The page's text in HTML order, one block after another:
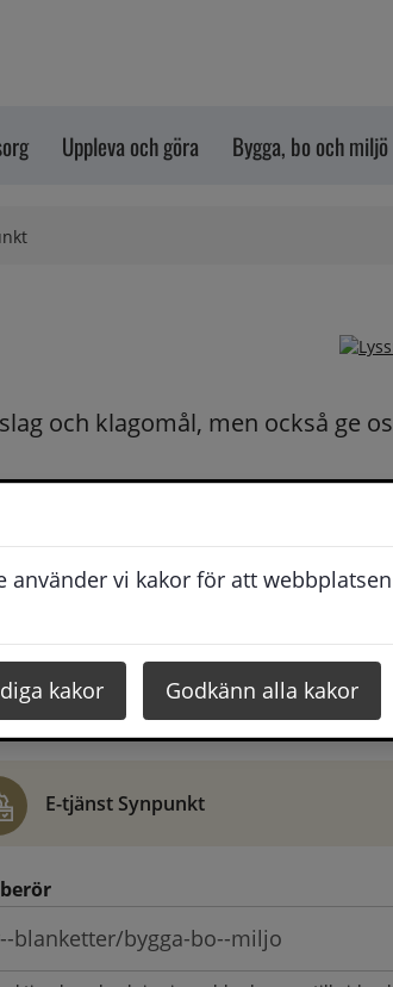
använder vi kakor för att
kakor Godkänn alla kakor
Uppleva och göra Bygga, bo och miljö
och klagomål, men också ge
in dem via formuläret nedanför. Vill
kontaktuppgifter. När du skriver in
för att vi ska kunna hjälpa dig bättre.
som möjligt, men svarstiden beror
beröm gör du det via e-tjänsten Synpunkt
E-tjänst Synpunkt